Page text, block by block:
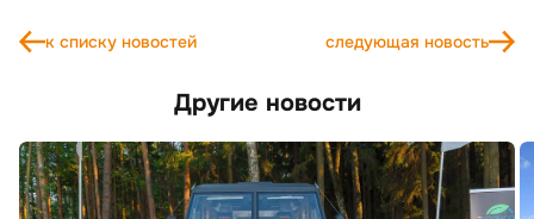
к списку новостей следующая новость
Другие новости